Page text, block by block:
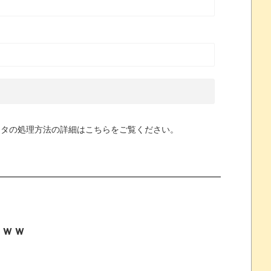
の処理方法の詳細はこちらをご覧ください。
ｗ